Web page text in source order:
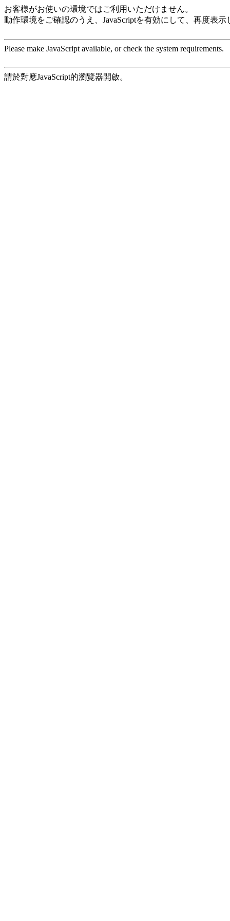
お客様がお使いの環境ではご利用いただけません。
動作環境をご確認のうえ、JavaScriptを有効にして、再度表
Please make JavaScript available, or check the system requirements.
請於對應JavaScript的瀏覽器開啟。